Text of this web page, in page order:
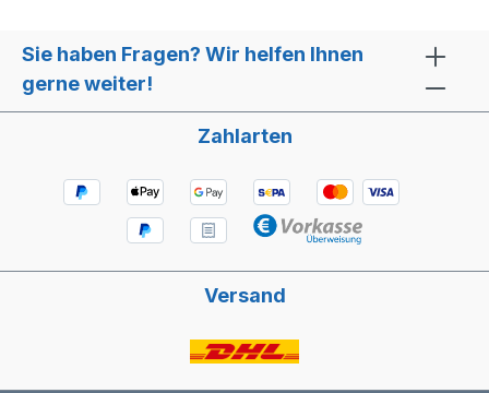
Sie haben Fragen? Wir helfen Ihnen
gerne weiter!
Zahlarten
Versand